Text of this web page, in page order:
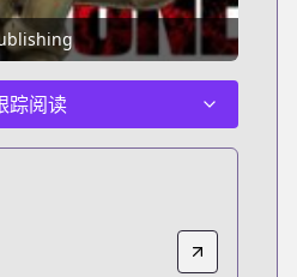
踪阅读